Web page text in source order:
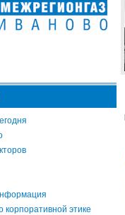
корпоративной этике